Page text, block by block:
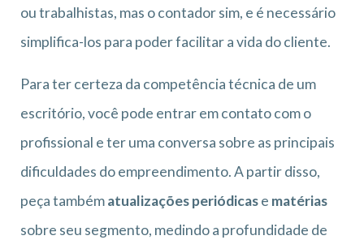
ou trabalhistas, mas o contador sim, e é necessário
simplifica-los para poder facilitar a vida do cliente.
Para ter certeza da competência técnica de um
escritório, você pode entrar em contato com o
profissional e ter uma conversa sobre as principais
dificuldades do empreendimento. A partir disso,
peça tambématualizações periódicase matérias
sobre seu segmento, medindo a profundidade de